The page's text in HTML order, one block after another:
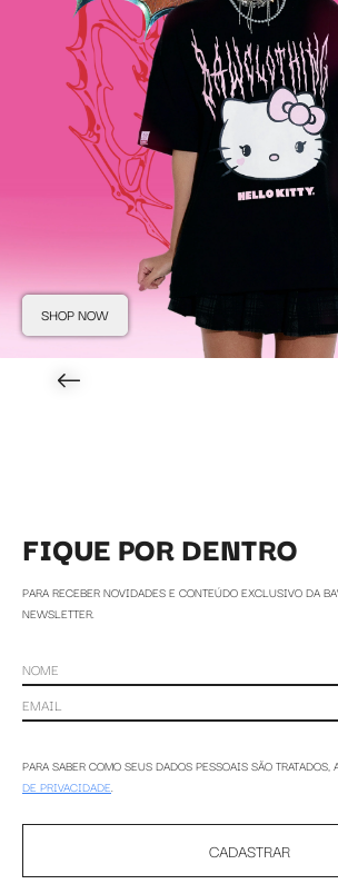
SHOP NOW
FIQUE POR DENTRO
PARA RECEBER NOVIDADES E CONTEÚDO EXCLUSIVO DA
NEWSLETTER.
PARA SABER COMO SEUS DADOS PESSOAIS SÃO TRATADOS,
DE PRIVACIDADE.
CADASTRAR